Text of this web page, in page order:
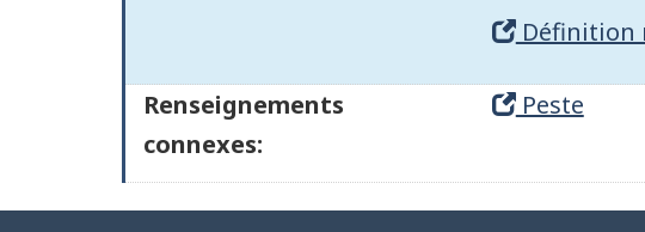
Définition
Renseignements
connexes:
Peste